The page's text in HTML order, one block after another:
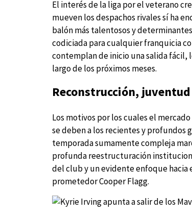
El interés de la liga por el veterano
mueven los despachos rivales sí ha
balón más talentosos y
codiciada para cualquier franquicia
contemplan de inicio una salida fácil,
largo de los próximos meses.
Reconstrucción,
Los motivos por los cuales el
se deben a los recientes y profundos
temporada sumamente compleja
profunda reestructuración
del club y un evidente enfoque hacia
prometedor Cooper Flagg.